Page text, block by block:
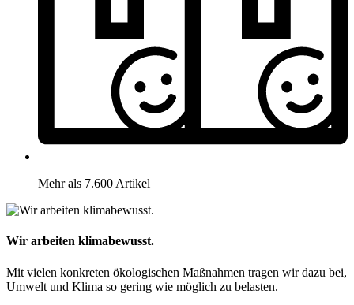
Mehr als 7.600 Artikel
Wir arbeiten klimabewusst.
Mit vielen konkreten ökologischen Maßnahmen tragen wir dazu bei,
Umwelt und Klima so gering wie möglich zu belasten.